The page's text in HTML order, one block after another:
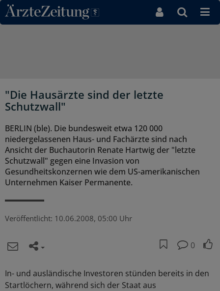
Direkt zum Inhaltsbereich
"Die Hausärzte sind der letzte
Schutzwall"
BERLIN (ble). Die bundesweit etwa 120 000
niedergelassenen Haus- und Fachärzte sind nach
Ansicht der Buchautorin Renate Hartwig der "letzte
Schutzwall" gegen eine Invasion von
Gesundheitskonzernen wie dem US-amerikanischen
Unternehmen Kaiser Permanente.
Veröffentlicht: 10.06.2008, 05:00 Uhr
0
In- und ausländische Investoren stünden bereits in den
Startlöchern, während sich der Staat aus